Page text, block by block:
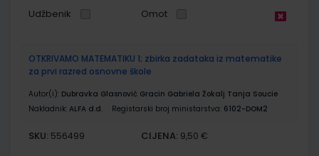
Udžbenik Omot
OTKRIVAMO MATEMATIKU 1; zbirka zadataka iz matematike
za prvi razred osnovne škole
Autor(i): Dubravka Glasnović Gracin Gabriela Žokalj Tanja Soucie
Nakladnik: ALFA d.d. Registarski broj ministarstva: 6102-DOM2
SKU: 556499 CIJENA: 9,50 €